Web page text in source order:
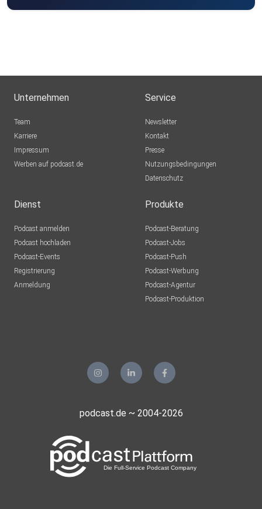
Unternehmen
Team
Karriere
Impressum
Werben auf podcast.de
Service
Newsletter
Kontakt
Presse
Nutzungsbedingungen
Datenschutz
Dienst
Podcast anmelden
Podcast hochladen
Podcast-Events
Registrierung
Anmeldung
Produkte
Podcast-Beratung
Podcast-Jobs
Podcast-Push
Podcast-Werbung
Podcast-Agentur
Podcast-Produktion
podcast.de ~ 2004-2026